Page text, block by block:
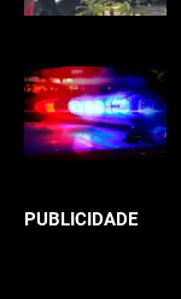
PUBLICIDADE